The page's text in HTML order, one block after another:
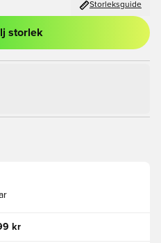
Storleksguide
in eller registrera dig som
storlek
kr